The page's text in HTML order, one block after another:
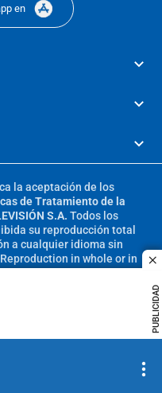
PUBLICIDAD
en
la aceptación de los
de Tratamiento de la
S.A. Todos los
su reproducción total
a cualquier idioma sin
in whole or in